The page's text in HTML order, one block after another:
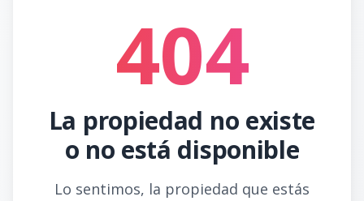
404
La propiedad no existe
o no está disponible
Lo sentimos, la propiedad que estás